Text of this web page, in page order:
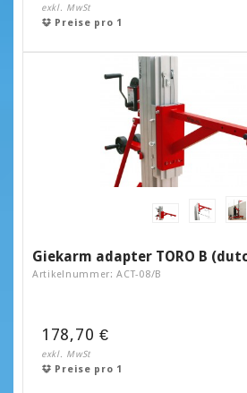
exkl. MwSt
Preise pro 1
Giekarm adapter TORO B
Artikelnummer: ACT-08/B
178,70 €
exkl. MwSt
Preise pro 1